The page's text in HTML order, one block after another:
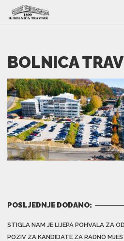
BOLNICA
POSLJEDNJE DODANO:
STIGLA NAM JE LIJEPA POHVALA ZA
POZIV ZA KANDIDATE ZA RADNO